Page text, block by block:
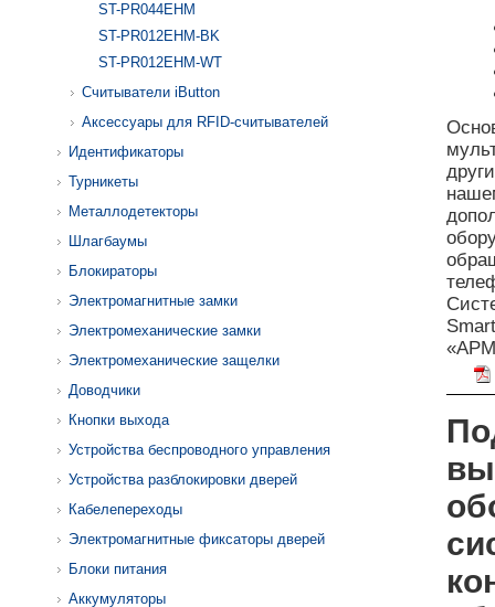
ST-PR044EHM
ST-PR012EHM-BK
ST-PR012EHM-WT
Считыватели iButton
Аксессуары для RFID-считывателей
Идентификаторы
Турникеты
Металлодетекторы
Шлагбаумы
Блокираторы
Электромагнитные замки
Электромеханические замки
Электромеханические защелки
Доводчики
Кнопки выхода
Устройства беспроводного управления
Устройства разблокировки дверей
Кабелепереходы
Электромагнитные фиксаторы дверей
Блоки питания
Аккумуляторы